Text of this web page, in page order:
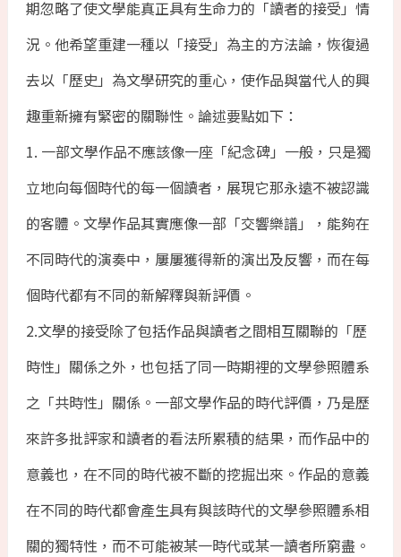
期忽略了使文學能真正具有生命力的「讀者的接受」情
況。他希望重建一種以「接受」為主的方法論，恢復過
去以「歷史」為文學研究的重心，使作品與當代人的興
趣重新擁有緊密的關聯性。論述要點如下：
1. 一部文學作品不應該像一座「紀念碑」一般，只是獨
立地向每個時代的每一個讀者，展現它那永遠不被認識
的客體。文學作品其實應像一部「交響樂譜」，能夠在
不同時代的演奏中，屢屢獲得新的演出及反響，而在每
個時代都有不同的新解釋與新評價。
2.文學的接受除了包括作品與讀者之間相互關聯的「歷
時性」關係之外，也包括了同一時期裡的文學參照體系
之「共時性」關係。一部文學作品的時代評價，乃是歷
來許多批評家和讀者的看法所累積的結果，而作品中的
意義也，在不同的時代被不斷的挖掘出來。作品的意義
在不同的時代都會產生具有與該時代的文學參照體系相
關的獨特性，而不可能被某一時代或某一讀者所窮盡。